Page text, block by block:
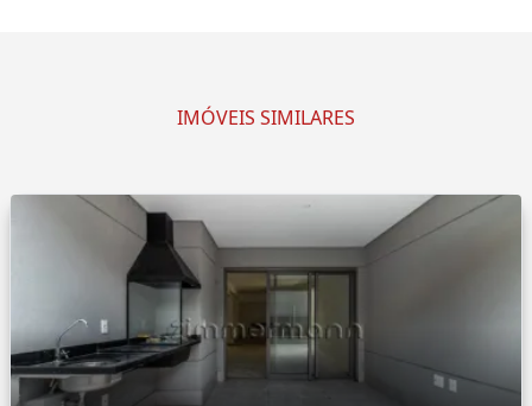
IMÓVEIS SIMILARES